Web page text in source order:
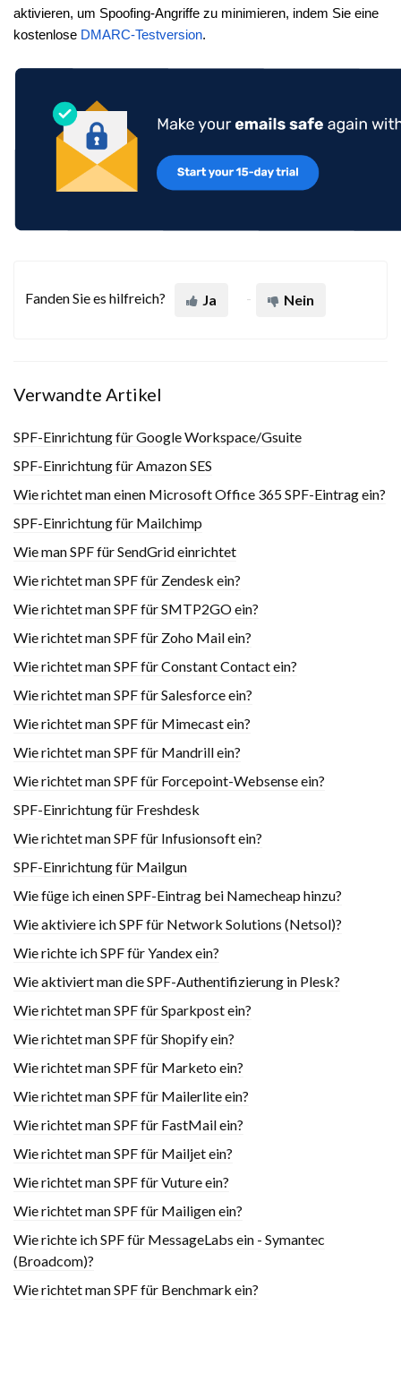
aktivieren, um Spoofing-Angriffe zu minimieren, indem Sie eine
kostenlose DMARC-Testversion.
Fanden Sie es hilfreich? Ja Nein
Verwandte Artikel
SPF-Einrichtung für Google Workspace/Gsuite
SPF-Einrichtung für Amazon SES
Wie richtet man einen Microsoft Office 365 SPF-Eintrag ein?
SPF-Einrichtung für Mailchimp
Wie man SPF für SendGrid einrichtet
Wie richtet man SPF für Zendesk ein?
Wie richtet man SPF für SMTP2GO ein?
Wie richtet man SPF für Zoho Mail ein?
Wie richtet man SPF für Constant Contact ein?
Wie richtet man SPF für Salesforce ein?
Wie richtet man SPF für Mimecast ein?
Wie richtet man SPF für Mandrill ein?
Wie richtet man SPF für Forcepoint-Websense ein?
SPF-Einrichtung für Freshdesk
Wie richtet man SPF für Infusionsoft ein?
SPF-Einrichtung für Mailgun
Wie füge ich einen SPF-Eintrag bei Namecheap hinzu?
Wie aktiviere ich SPF für Network Solutions (Netsol)?
Wie richte ich SPF für Yandex ein?
Wie aktiviert man die SPF-Authentifizierung in Plesk?
Wie richtet man SPF für Sparkpost ein?
Wie richtet man SPF für Shopify ein?
Wie richtet man SPF für Marketo ein?
Wie richtet man SPF für Mailerlite ein?
Wie richtet man SPF für FastMail ein?
Wie richtet man SPF für Mailjet ein?
Wie richtet man SPF für Vuture ein?
Wie richtet man SPF für Mailigen ein?
Wie richte ich SPF für MessageLabs ein - Symantec
(Broadcom)?
Wie richtet man SPF für Benchmark ein?